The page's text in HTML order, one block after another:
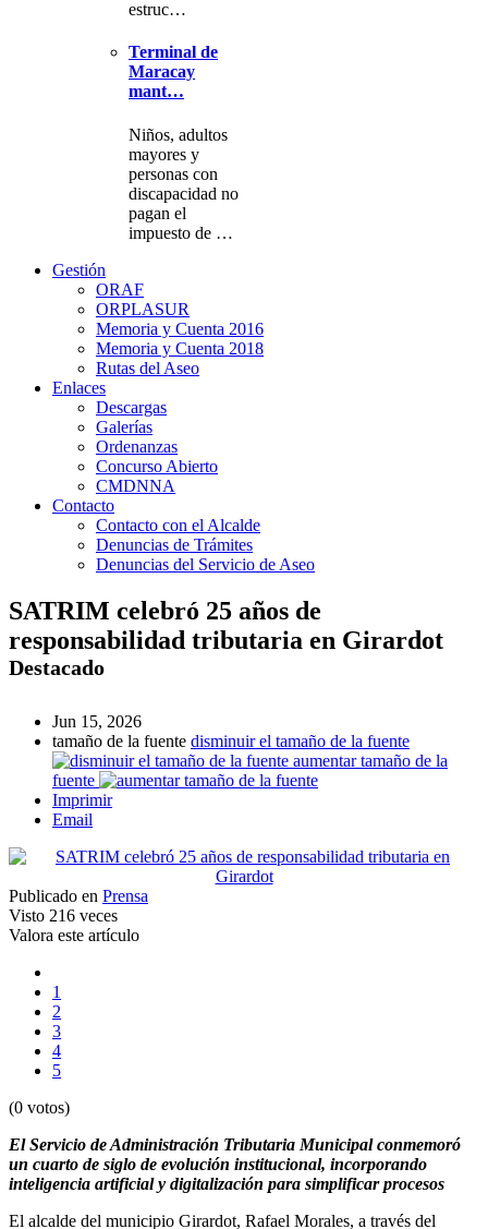
estruc…
Terminal de
Maracay
mant…
Niños, adultos
mayores y
personas con
discapacidad no
pagan el
impuesto de …
Gestión
ORAF
ORPLASUR
Memoria y Cuenta 2016
Memoria y Cuenta 2018
Rutas del Aseo
Enlaces
Descargas
Galerías
Ordenanzas
Concurso Abierto
CMDNNA
Contacto
Contacto con el Alcalde
Denuncias de Trámites
Denuncias del Servicio de Aseo
SATRIM celebró 25 años de
responsabilidad tributaria en Girardot
Destacado
Jun 15, 2026
tamaño de la fuente disminuir el tamaño de la fuente
aumentar tamaño de la
fuente
Imprimir
Email
Publicado en Prensa
Visto 216 veces
Valora este artículo
1
2
3
4
5
(0 votos)
El Servicio de Administración Tributaria Municipal conmemoró
un cuarto de siglo de evolución institucional, incorporando
inteligencia artificial y digitalización para simplificar procesos
El alcalde del municipio Girardot, Rafael Morales, a través del